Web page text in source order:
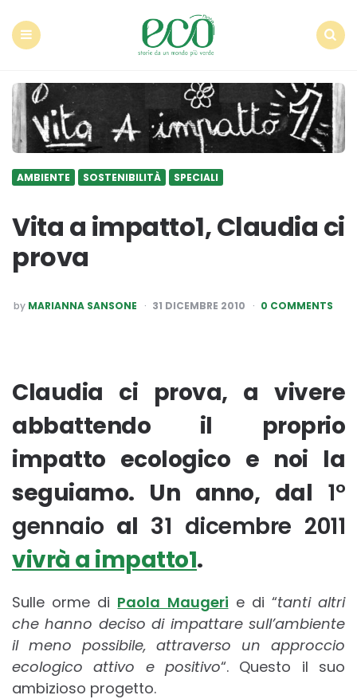
AMBIENTE SOSTENIBILITÀ SPECIALI
Vita a impatto1, Claudia ci
prova
POSTED
BY
by MARIANNA SANSONE 31 DICEMBRE 2010 0 COMMENTS
Claudia ci prova, a vivere
abbattendo il proprio
impatto ecologico e noi la
seguiamo. Un anno, dal 1°
gennaio al 31 dicembre 2011
vivrà a impatto1.
Sulle orme di Paola Maugeri e di “tanti altri
che hanno deciso di impattare sull’ambiente
il meno possibile, attraverso un approccio
ecologico attivo e positivo“. Questo il suo
ambizioso progetto.